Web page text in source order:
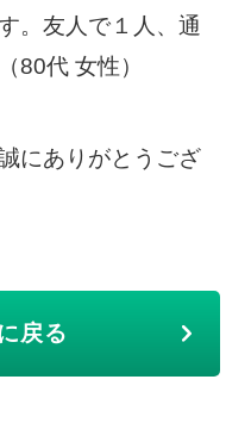
。友人で１人、通
80代 女性）
にありがとうござ
戻る